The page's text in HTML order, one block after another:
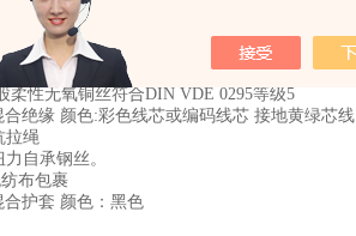
柔性无氧铜丝符合DIN VDE 0295等级5
缘 颜色:彩色线芯或编码线芯 接地黄绿芯线
绳
自承钢丝。
布包裹
护套 颜色：黑色